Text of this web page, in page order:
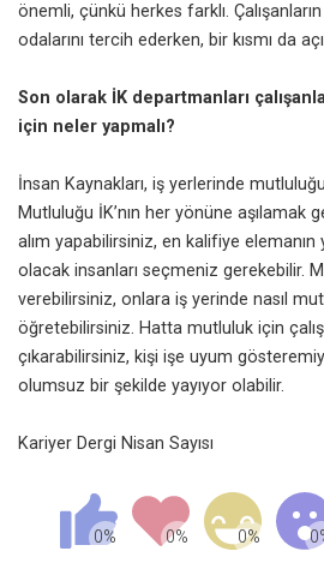
önemli, çünkü herkes farklı.
odalarını tercih ederken, bir kısmı da
Son olarak İK departmanları
için neler yapmalı?
İnsan Kaynakları, iş yerlerinde
Mutluluğu İK’nın her yönüne aşılamak
alım yapabilirsiniz, en kalifiye elemanın
olacak insanları seçmeniz gerekebilir.
verebilirsiniz, onlara iş yerinde nasıl
öğretebilirsiniz. Hatta mutluluk için
çıkarabilirsiniz, kişi işe uyum
olumsuz bir şekilde yayıyor olabilir.
Kariyer Dergi Nisan Sayısı